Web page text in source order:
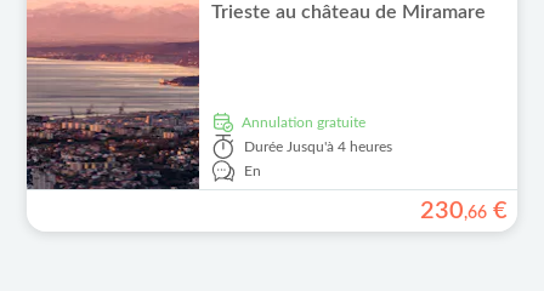
Trieste au château de Miramare
Annulation gratuite
Durée Jusqu'à 4 heures
En
230,66 €